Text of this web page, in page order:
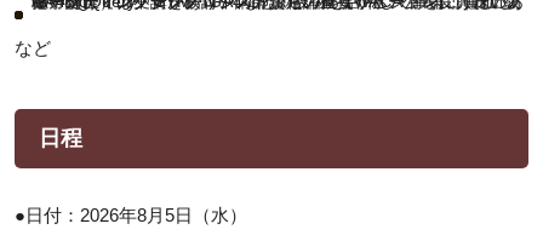
など
日程
●日付：2026年8月5日（水）